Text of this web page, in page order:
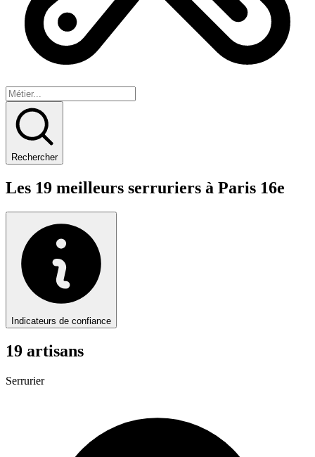
Rechercher
Les 19 meilleurs serruriers à Paris 16e
Indicateurs de confiance
19 artisans
Serrurier